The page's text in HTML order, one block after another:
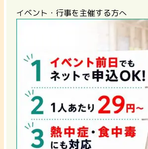
イベント・行事を主催する方へ